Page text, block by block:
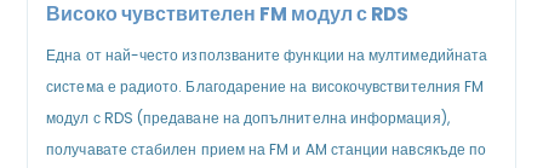
Високо чувствителен FM модул с RDS
Една от най-често използваните функции на мултимедийната
система е радиото. Благодарение на високочувствителния FM
модул с RDS (предаване на допълнителна информация),
получавате стабилен прием на FM и AM станции навсякъде по